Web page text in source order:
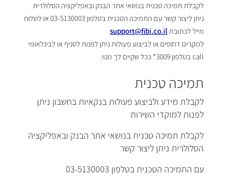
לקבלת תמיכה טכנית בנושאי אתר הבנק ובאפליקציה הסלולרית
ניתן ליצור קשר עם התמיכה הטכנית בטלפון 03-5130003 או לשלוח
מייל לכתובתsupport@fibi.co.il
למקרים דחופים או לביצוע פעולות ניתן לפנות לסניף או לבינלאומי
call בטלפון 3009* ככל שקיים לך מנוי.
תמיכה טכנית
לקבלת מידע ולביצוע פעולות בנקאיות בחשבון ניתן
לפנות למוקדי השירות
לקבלת תמיכה טכנית בנושאי אתר הבנק ובאפליקציה
הסלולרית ניתן ליצור קשר
עם התמיכה הטכנית בטלפון 03-5130003